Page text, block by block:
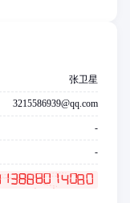
张卫星
3215586939@qq.com
-
-